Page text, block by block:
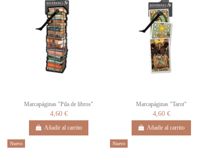
Marcapáginas "Pila de libros"
4,60 €
Añadir al carrito
Marcapáginas "Tarot"
4,60 €
Añadir al carrito
Nuevo Nuevo